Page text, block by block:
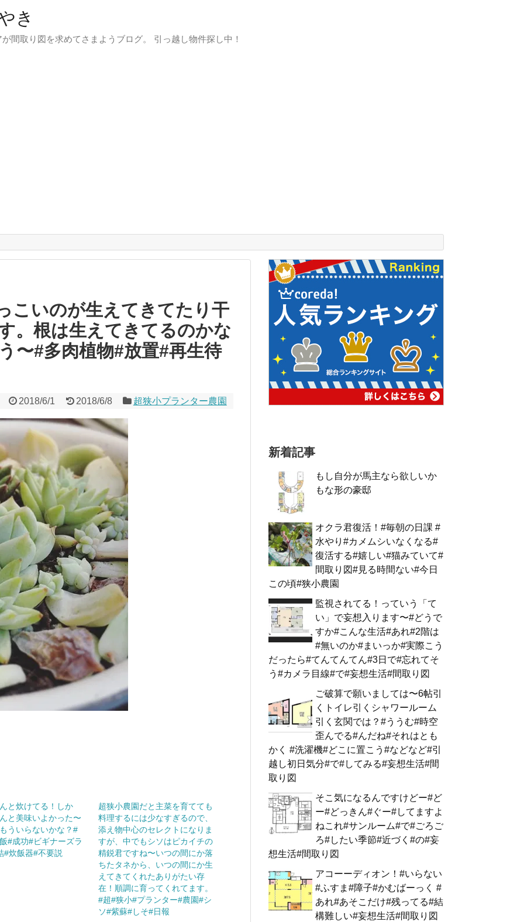
き
間取り図を求めてさまようブログ。 引っ越し物件探し中！
こいのが生えてきてたり干
。根は生えてきてるのかな
〜#多肉植物#放置#再生待
2018/6/1 2018/6/8 超狭小プランター農園
と炊けてる！しか
と美味いよかった〜
ういらないかな？#
#成功#ビギナーズラ
#炊飯器#不要説
超狭小農園だと主菜を育てても
料理するには少なすぎるので、
添え物中心のセレクトになりま
すが、中でもシソはピカイチの
精鋭君ですね〜いつの間にか落
ちたタネから、いつの間にか生
えてきてくれたありがたい存
在！順調に育ってくれてます。
#超#狭小#プランター#農園#シ
ソ#紫蘇#しそ#日報
新着記事
もし自分が馬主なら欲しいか
もな形の豪邸
オクラ君復活！#毎朝の日課 #
水やり#カメムシいなくなる#
復活する#嬉しい#猫みていて#
間取り図#見る時間ない#今日
この頃#狭小農園
監視されてる！っていう「て
い」で妄想入ります〜#どうで
すか#こんな生活#あれ#2階は
#無いのか#まいっか#実際こう
だったら#てんてんてん#3日で#忘れてそ
う#カメラ目線#で#妄想生活#間取り図
ご破算で願いましては〜6帖引
くトイレ引くシャワールーム
引く玄関では？#ううむ#時空
歪んでる#んだね#それはとも
かく #洗濯機#どこに置こう#などなど#引
越し初日気分#で#してみる#妄想生活#間
取り図
そこ気になるんですけどー#ど
ー#どっきん#ぐー#してますよ
ねこれ#サンルーム#で#ごろご
ろ#したい季節#近づく#の#妄
想生活#間取り図
アコーーディオン！#いらない
#ふすま#障子#かむばーっく #
あれ#あそこだけ#残ってる#結
構難しい#妄想生活#間取り図